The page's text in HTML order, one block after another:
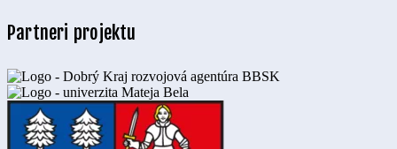
Partneri projektu